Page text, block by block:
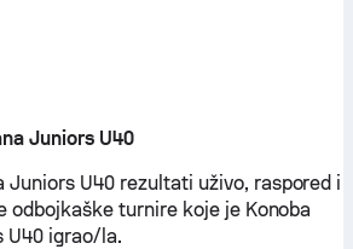
Juniors U40
Juniors U40 rezultati uživo, raspored i
odbojkaške turnire koje je Konoba
U40 igrao/la.